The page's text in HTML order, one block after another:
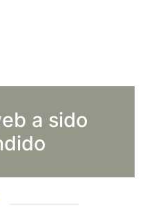
a sido